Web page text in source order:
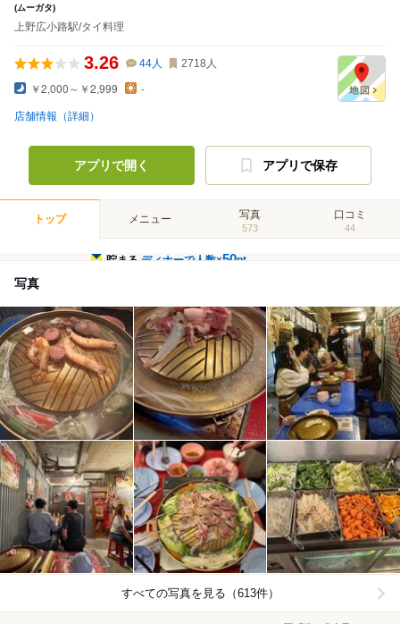
(ムーガタ)
上野広小路駅/タイ料理
3.26 44人 2718 人
￥2,000～￥2,999 -
店舗情報（詳細）
アプリで開く アプリで保存
トップ メニュー 写真
573
口コミ
44
貯まるディナーで人数×50pt
写真
すべての写真を見る（613件）